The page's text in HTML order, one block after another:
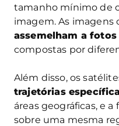
tamanho mínimo de
imagem. As imagens
assemelham a
compostas por
Além disso, os
trajetórias
áreas geográficas, e
sobre uma mesma